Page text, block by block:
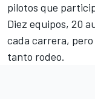
pilotos que
Diez equipos, 20
cada carrera,
tanto rodeo.